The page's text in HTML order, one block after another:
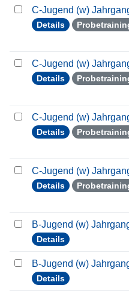
C-Jugend (w)
Details
C-Jugend (w)
Details
C-Jugend (w)
Details
C-Jugend (w)
Details
B-Jugend (w)
Details
B-Jugend (w)
Details